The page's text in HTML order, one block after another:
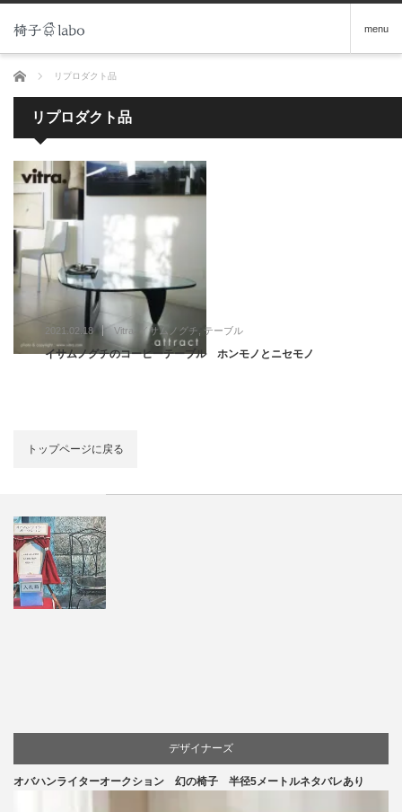
menu
ホーム リプロダクト品
リプロダクト品
2021.02.18 Vitra イサムノグチ テーブル
イサムノグチのコーヒーテーブル ホンモノとニセモノ
トップページに戻る
デザイナーズ
オバハンライターオークション 幻の椅子 半径5メートルネタバレあり